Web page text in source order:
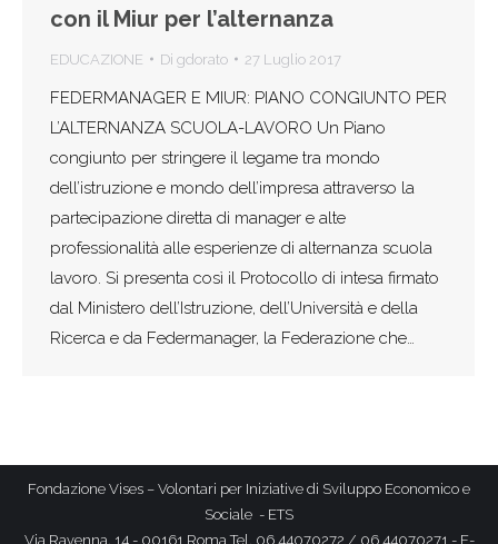
con il Miur per l’alternanza
EDUCAZIONE Di gdorato 27 Luglio 2017
FEDERMANAGER E MIUR: PIANO CONGIUNTO PER
L’ALTERNANZA SCUOLA-LAVORO Un Piano
congiunto per stringere il legame tra mondo
dell’istruzione e mondo dell’impresa attraverso la
partecipazione diretta di manager e alte
professionalità alle esperienze di alternanza scuola
lavoro. Si presenta così il Protocollo di intesa firmato
dal Ministero dell’Istruzione, dell’Università e della
Ricerca e da Federmanager, la Federazione che…
Fondazione Vises – Volontari per Iniziative di Sviluppo Economico e
Sociale - ETS
Via Ravenna, 14 - 00161 Roma Tel. 06 44070272 / 06 44070271 - E-